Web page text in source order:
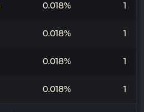
0.018% 1
0.018% 1
0.018% 1
0.018% 1